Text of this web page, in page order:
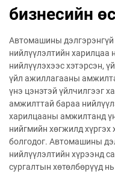
бизнесийн
Автомашины
нийлүүлэлтийн харилцаа
нийлүүлэхээс хэтэрсэн,
үйл ажиллагааны
үнэ цэнэтэй үйлчилгээг
амжилттай бараа
харилцааны амжилтанд
нийгмийн хөгжилд хүргэх
болгодог. Автомашины
нийлүүлэлтийн хүрээнд
сургалтын хөтөлбөрүүд